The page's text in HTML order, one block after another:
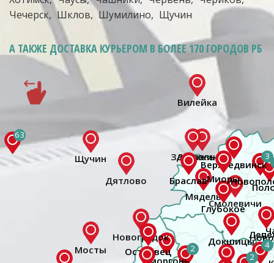
Чечерск Шклов Шумилино Щучин
А ТАКЖЕ ДОСТАВКА КУРЬЕРОМ В БОЛЕЕ 170 ГОРОДОВ РБ
63
2 4
2
3